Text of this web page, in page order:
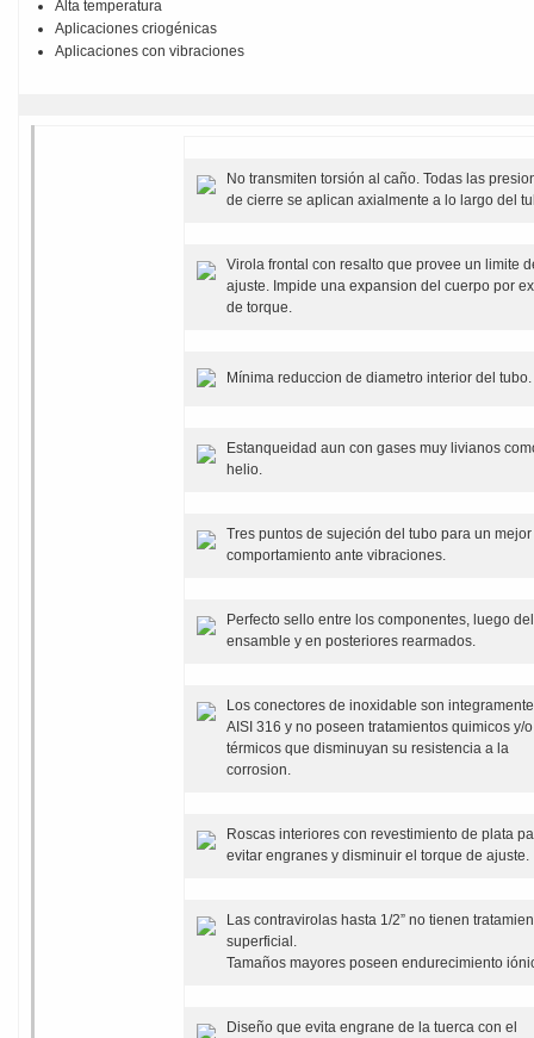
Alta temperatura
Aplicaciones criogénicas
Aplicaciones con vibraciones
No transmiten torsión al caño. Todas las
de cierre se aplican axialmente a lo largo del
Virola frontal con resalto que provee un limite
ajuste. Impide una expansion del cuerpo por
de torque.
Mínima reduccion de diametro interior del tubo.
Estanqueidad aun con gases muy livianos
helio.
Tres puntos de sujeción del tubo para un mejor
comportamiento ante vibraciones.
Perfecto sello entre los componentes, luego del
ensamble y en posteriores rearmados.
Los conectores de inoxidable son
AISI 316 y no poseen tratamientos quimicos y/o
térmicos que disminuyan su resistencia a la
corrosion.
Roscas interiores con revestimiento de plata
evitar engranes y disminuir el torque de ajuste.
Las contravirolas hasta 1/2” no tienen
superficial.
Tamaños mayores poseen endurecimiento
Diseño que evita engrane de la tuerca con el